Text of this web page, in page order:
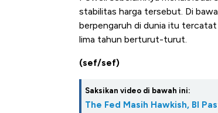
stabilitas harga tersebut. Di
berpengaruh di dunia itu
lima tahun berturut-turut.
(sef/sef)
Saksikan video di bawah ini:
The Fed Masih Hawkish, BI